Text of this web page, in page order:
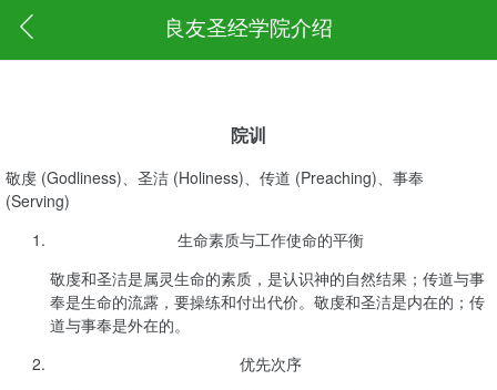
良友圣经学院介绍
院训
敬虔 (Godliness)、圣洁 (Holiness)、传道 (Preaching)、事奉
(Serving)
生命素质与工作使命的平衡
敬虔和圣洁是属灵生命的素质，是认识神的自然结果；传道与事
奉是生命的流露，要操练和付出代价。敬虔和圣洁是内在的；传
道与事奉是外在的。
优先次序